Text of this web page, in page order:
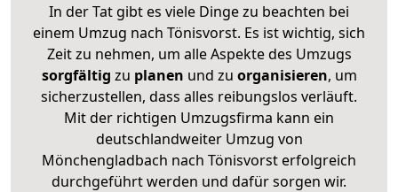
In der Tat gibt es viele Dinge zu beachten bei
einem Umzug nach Tönisvorst. Es ist wichtig, sich
Zeit zu nehmen, um alle Aspekte des Umzugs
sorgfältig zu planen und zu organisieren, um
sicherzustellen, dass alles reibungslos verläuft.
Mit der richtigen Umzugsfirma kann ein
deutschlandweiter Umzug von
Mönchengladbach nach Tönisvorst erfolgreich
durchgeführt werden und dafür sorgen wir.